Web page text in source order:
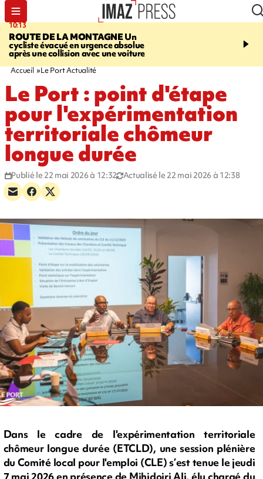
10:13
ROUTE DE LA MONTAGNEUn
cycliste évacué en urgence absolue
après une collision avec une voiture
12:23
peuvent éclater et
Accueil Le Port Actualité
Le Port : point d'étape
pour l'expérimentation
territoriale chômeur
longue durée
Publié le 22 mai 2026 à 12:32 Actualisé le 22 mai 2026 à 12:38
Dans le cadre de l'expérimentation territoriale
chômeur longue durée (ETCLD), une session plénière
du Comité local pour l'emploi (CLE) s’est tenue le jeudi